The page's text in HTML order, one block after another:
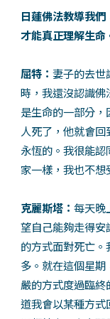
日蓮佛法教導我
才能真正理解生命
屈特： 妻子的去世
時，我還沒認識
是生命的一部分
人死了，他就會
永恆的。我很能
家一樣，我也不想
克麗斯塔： 每天晚
望自己能夠走得
的方式面對死亡
多。就在這個星
嚴的方式度過臨
道我會以某種方